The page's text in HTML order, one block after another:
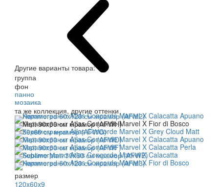
Другие варианты товара:
группа
фон
панно
мозаика
та же коллекция, другие оттенки
размер
120x60x9